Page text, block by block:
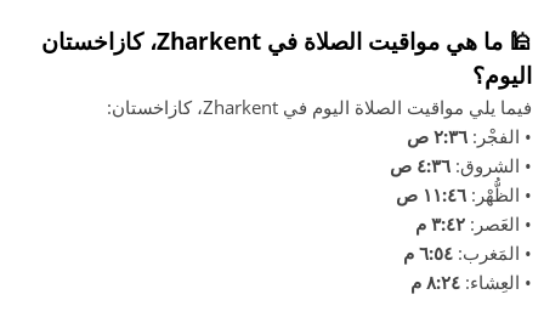
🕌 ما هي مواقيت الصلاة في Zharkent، كازاخستان
اليوم؟
فيما يلي مواقيت الصلاة اليوم في Zharkent، كازاخستان:
• الفجْر: ٢:٣٦ ص
• الشروق: ٤:٣٦ ص
• الظُّهْر: ١١:٤٦ ص
• العَصر: ٣:٤٢ م
• المَغرب: ٦:٥٤ م
• العِشاء: ٨:٢٤ م